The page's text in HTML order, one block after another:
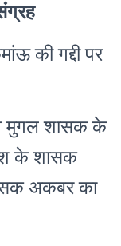
की गद्दी पर
मुगल शासक के
के शासक
अकबर का